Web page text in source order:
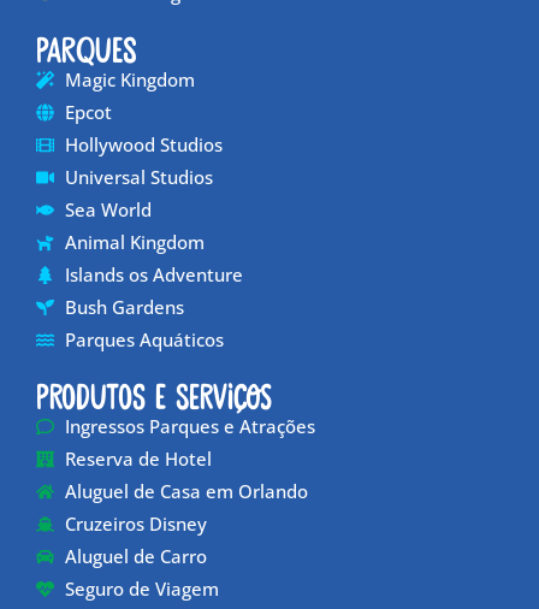
Parques
Magic Kingdom
Epcot
Hollywood Studios
Universal Studios
Sea World
Animal Kingdom
Islands os Adventure
Bush Gardens
Parques Aquáticos
Produtos e Serviços
Ingressos Parques e Atrações
Reserva de Hotel
Aluguel de Casa em Orlando
Cruzeiros Disney
Aluguel de Carro
Seguro de Viagem